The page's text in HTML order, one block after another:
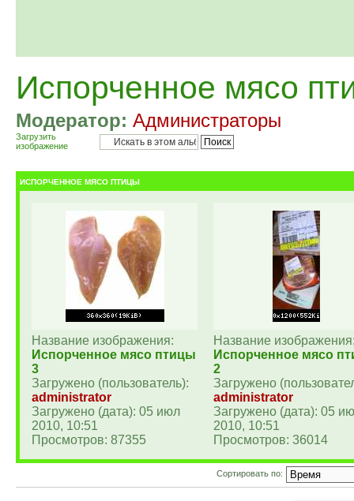
Испорченное мясо
Модератор: Администраторы
Загрузить
изображение
ИСПОРЧЕННОЕ МЯСО ПТИЦЫ
Название изображения:
Испорченное мясо птицы
3
Загружено (пользователь):
administrator
Загружено (дата): 05 июл
2010, 10:51
Просмотров: 87355
Название
Испорченное мясо
2
Загружено
administrator
Загружено (дата): 05
2010, 10:51
Просмотров: 36014
Сортировать по: